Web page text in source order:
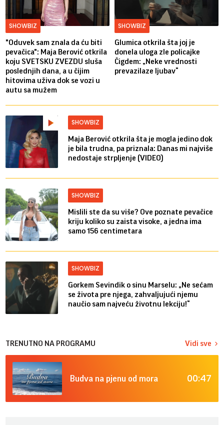
SHOWBIZ
"Oduvek sam znala da ću biti
pevačica": Maja Berović otkrila
koju SVETSKU ZVEZDU sluša
poslednjih dana, a u čijim
hitovima uživa dok se vozi u
autu sa mužem
SHOWBIZ
Glumica otkrila šta joj je
donela uloga zle policajke
Čigdem: „Neke vrednosti
prevazilaze ljubav“
SHOWBIZ
Maja Berović otkrila šta je mogla jedino dok
je bila trudna, pa priznala: Danas mi najviše
nedostaje strpljenje (VIDEO)
SHOWBIZ
Mislili ste da su više? Ove poznate pevačice
kriju koliko su zaista visoke, a jedna ima
samo 156 centimetara
SHOWBIZ
Gorkem Sevindik o sinu Marselu: „Ne sećam
se života pre njega, zahvaljujući njemu
naučio sam najveću životnu lekciju!“
TRENUTNO NA PROGRAMU Vidi sve
Budva na pjenu od mora 00:47